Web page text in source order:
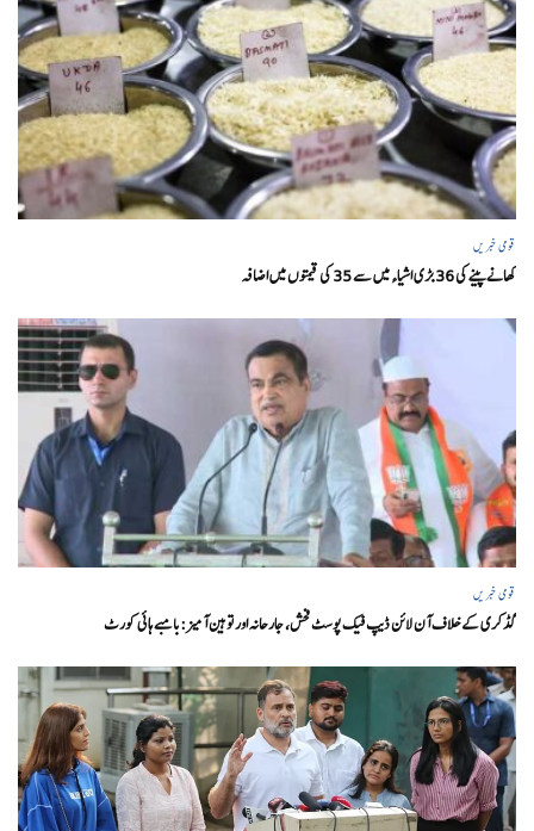
قومی خبریں
کھانے پینے کی 36 بڑی اشیاء میں سے 35 کی قیمتوں میں اضافہ
قومی خبریں
گڈکری کے خلاف آن لائن ڈیپ فیک پوسٹ فحش، جارحانہ اور توہین آمیز:بامبے ہائی کورٹ